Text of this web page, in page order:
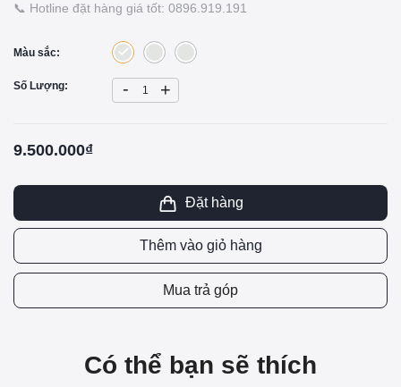
📞 Hotline đặt hàng giá tốt: 0896.919.191
Màu sắc:
Số Lượng: - +
9.500.000₫
Đặt hàng
Thêm vào giỏ hàng
Mua trả góp
Có thể bạn sẽ thích